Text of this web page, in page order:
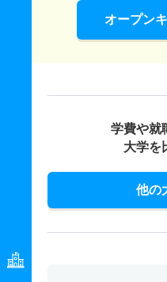
オープン
学費や就
大学を
他の